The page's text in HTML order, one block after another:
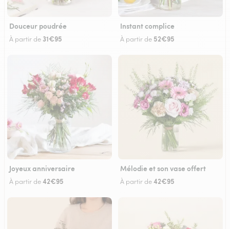
Douceur poudrée
À partir de 31€95
Instant complice
À partir de 52€95
Joyeux anniversaire
À partir de42€95
Mélodie et son vase offert
À partir de42€95